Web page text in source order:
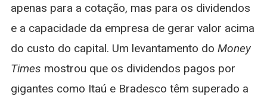
apenas para a cotação, mas para os dividendos
e a capacidade da empresa de gerar valor acima
do custo do capital. Um levantamento do Money
Times mostrou que os dividendos pagos por
gigantes como Itaú e Bradesco têm superado a